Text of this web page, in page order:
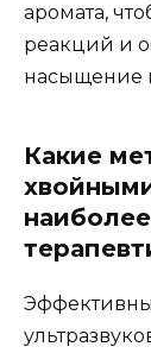
аромата,
реакций и
насыщение
Какие